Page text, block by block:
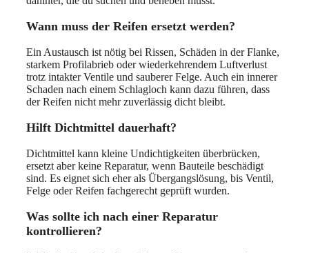
Wann muss der Reifen ersetzt werden?
Ein Austausch ist nötig bei Rissen, Schäden in der Flanke,
starkem Profilabrieb oder wiederkehrendem Luftverlust
trotz intakter Ventile und sauberer Felge. Auch ein innerer
Schaden nach einem Schlagloch kann dazu führen, dass
der Reifen nicht mehr zuverlässig dicht bleibt.
Hilft Dichtmittel dauerhaft?
Dichtmittel kann kleine Undichtigkeiten überbrücken,
ersetzt aber keine Reparatur, wenn Bauteile beschädigt
sind. Es eignet sich eher als Übergangslösung, bis Ventil,
Felge oder Reifen fachgerecht geprüft wurden.
Was sollte ich nach einer Reparatur
kontrollieren?